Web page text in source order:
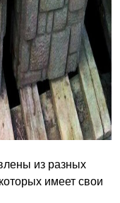
из разных
имеет свои